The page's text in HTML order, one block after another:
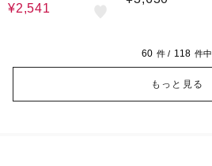
¥2,541
60 件 / 118 件中
もっと見る